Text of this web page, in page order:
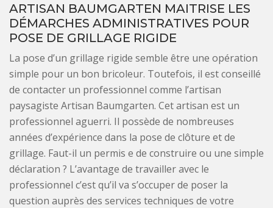
ARTISAN BAUMGARTEN MAITRISE LES
DÉMARCHES ADMINISTRATIVES POUR
POSE DE GRILLAGE RIGIDE
La pose d’un grillage rigide semble être une opération
simple pour un bon bricoleur. Toutefois, il est conseillé
de contacter un professionnel comme l’artisan
paysagiste Artisan Baumgarten. Cet artisan est un
professionnel aguerri. Il possède de nombreuses
années d’expérience dans la pose de clôture et de
grillage. Faut-il un permis e de construire ou une simple
déclaration ? L’avantage de travailler avec le
professionnel c’est qu’il va s’occuper de poser la
question auprès des services techniques de votre